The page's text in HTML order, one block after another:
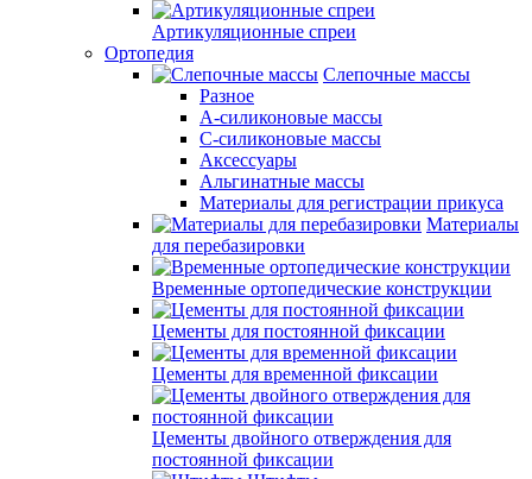
Артикуляционные спреи
Ортопедия
Слепочные массы
Разное
А-силиконовые массы
С-силиконовые массы
Аксессуары
Альгинатные массы
Материалы для регистрации прикуса
Материалы
для перебазировки
Временные ортопедические конструкции
Цементы для постоянной фиксации
Цементы для временной фиксации
Цементы двойного отверждения для
постоянной фиксации